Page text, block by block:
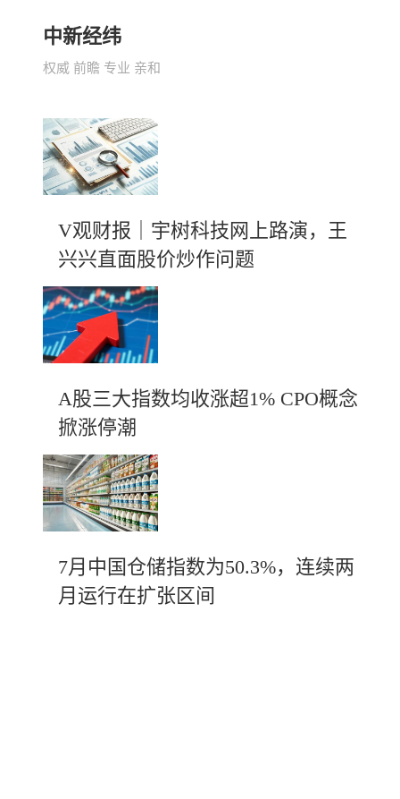
中新经纬
权威 前瞻 专业 亲和
V观财报｜宇树科技网上路演，王
兴兴直面股价炒作问题
A股三大指数均收涨超1% CPO概念
掀涨停潮
7月中国仓储指数为50.3%，连续两
月运行在扩张区间